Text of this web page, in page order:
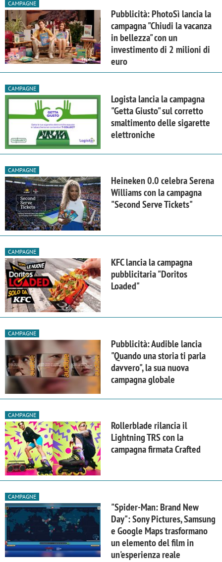
CAMPAGNE
Pubblicità: PhotoSì lancia la
campagna "Chiudi la vacanza
in bellezza" con un
investimento di 2 milioni di
euro
CAMPAGNE
Logista lancia la campagna
"Getta Giusto" sul corretto
smaltimento delle sigarette
elettroniche
CAMPAGNE
Heineken 0.0 celebra Serena
Williams con la campagna
"Second Serve Tickets"
CAMPAGNE
KFC lancia la campagna
pubblicitaria "Doritos
Loaded"
CAMPAGNE
Pubblicità: Audible lancia
"Quando una storia ti parla
davvero", la sua nuova
campagna globale
CAMPAGNE
Rollerblade rilancia il
Lightning TRS con la
campagna firmata Crafted
CAMPAGNE
"Spider-Man: Brand New
Day": Sony Pictures, Samsung
e Google Maps trasformano
un elemento del film in
un'esperienza reale